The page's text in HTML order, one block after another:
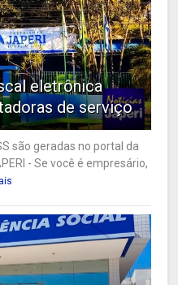
eletrônica
de serviço
são geradas no portal da
- Se você é empresário,